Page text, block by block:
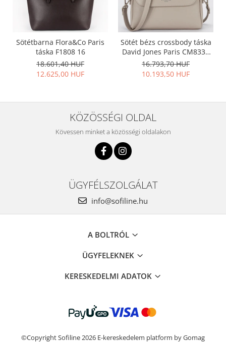
Sötétbarna Flora&Co Paris
táska F1808 16
18.601,40 HUF
12.625,00 HUF
Sötét bézs crossbody táska
David Jones Paris CM8330
15
16.793,70 HUF
10.193,50 HUF
KÖZÖSSÉGI OLDAL
Kövessen minket a közösségi oldalakon
ÜGYFÉLSZOLGÁLAT
info@sofiline.hu
A BOLTRÓL
ÜGYFELEKNEK
KERESKEDELMI ADATOK
©Copyright Sofiline 2026 E-kereskedelem platform by Gomag